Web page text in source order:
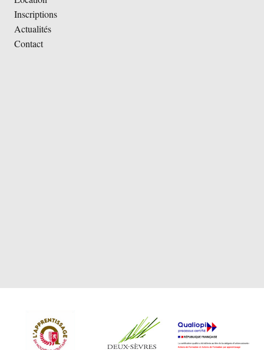
Inscriptions
Actualités
Contact